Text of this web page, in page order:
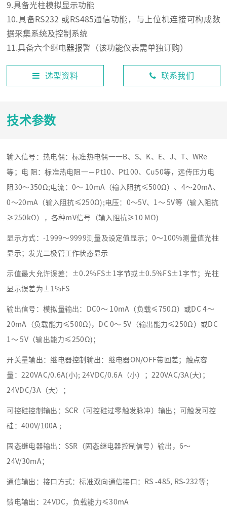
9.具备光柱模拟显示功能
10.具备RS232 或RS485通信功能，与上位机连接可构成数
据采集系统及控制系统
11.具备六个继电器报警（该功能仪表需单独订购）
选型资料 联系我们
技术参数
输入信号：热电偶：标准热电偶一一B、S、K、E、J、T、WRe
等；电 阻：标准热电阻一－Pt10、Pt100、Cu50等，远传压力电
阻30～350Ω;电流：0～ 10mA（输入阻抗≤500Ω）、4～20mA、
0～20mA（输入阻抗≤250Ω);电压：0～5V、1～ 5V等（输入阻抗
≥250kΩ），各种mV信号（输入阻抗≥10 MΩ)
显示方式：-1999～9999测量及设定值显示；0～100%测量值光柱
显示；发光二极管工作状态显示
示值最大允许误差：±0.2%FS±1字节或±0.5%FS±1字节；光柱
显示误差为±1%FS
输出信号：模拟量输出：DC0～ 10mA（负载≤750Ω）或DC 4～
20mA（负载能力≤500Ω)，DC 0～ 5V（输出能力≤250Ω）或DC
1～ 5V（输出能力≤250Ω)；
开关量输出：继电器控制输出：继电器ON/OFF带回差；触点容
量：220VAC/0.6A(小); 24VDC/0.6A（小）；220VAC/3A(大)；
24VDC/3A（大）；
可控硅控制输出：SCR（可控硅过零触发脉冲）输出；可触发可控
硅：400V/100A ;
固态继电器输出：SSR（固态继电器控制信号）输出，6～
24V/30mA；
通信输出：接口方式：标准双向通信接口：RS -485, RS-232等；
馈电输出：24VDC，负载能力≤30mA